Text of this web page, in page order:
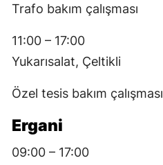
Trafo bakım çalışması
11:00 – 17:00
Yukarısalat, Çeltikli
Özel tesis bakım çalışması
Ergani
09:00 – 17:00